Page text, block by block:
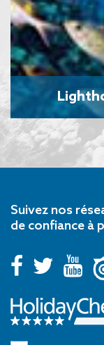
Suivez nos
de confiance à